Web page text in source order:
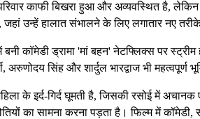
काफी बिखरा हुआ और अव्यवस्थित है,
उन्हें हालात संभालने के लिए लगातार नए
कॉमेडी ड्रामा 'मां बहन' नेटफ्लिक्स पर स्ट्रीम
सिंह और शार्दुल भारद्वाज भी महत्वपूर्ण
के इर्द-गिर्द घूमती है, जिसकी रसोई में
का सामना करना पड़ता है। फिल्म में कॉमेडी,